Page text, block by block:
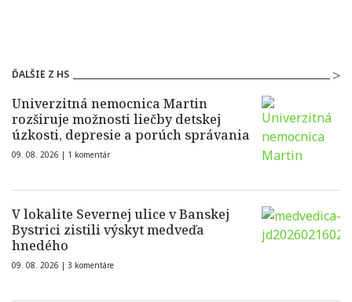
ĎALŠIE Z HS
Univerzitná nemocnica Martin
rozširuje možnosti liečby detskej
úzkosti, depresie a porúch správania
09. 08. 2026 | 1 komentár
V lokalite Severnej ulice v Banskej
Bystrici zistili výskyt medveďa
hnedého
09. 08. 2026 | 3 komentáre